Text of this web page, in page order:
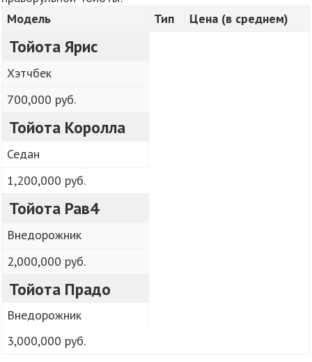
Модель
Тип Цена (в среднем)
Тойота Ярис
Хэтчбек
700,000 руб.
Тойота Королла
Седан
1,200,000 руб.
Тойота Рав4
Внедорожник
2,000,000 руб.
Тойота Прадо
Внедорожник
3,000,000 руб.